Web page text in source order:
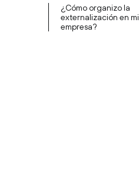
¿Cómo organizo la
externalización en mi
empresa?